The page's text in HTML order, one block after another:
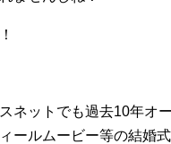
ネットでも過去10年オ
ールムービー等の結婚